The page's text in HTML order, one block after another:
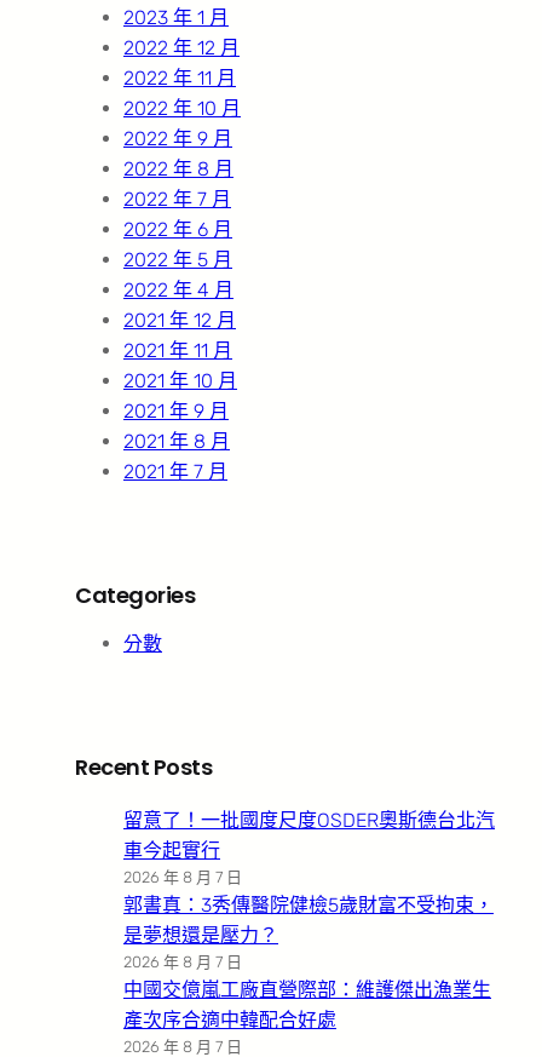
2023 年 1 月
2022 年 12 月
2022 年 11 月
2022 年 10 月
2022 年 9 月
2022 年 8 月
2022 年 7 月
2022 年 6 月
2022 年 5 月
2022 年 4 月
2021 年 12 月
2021 年 11 月
2021 年 10 月
2021 年 9 月
2021 年 8 月
2021 年 7 月
Categories
分數
Recent Posts
留意了！一批國度尺度OSDER奧斯德台北汽
車今起實行
2026 年 8 月 7 日
郭書真：3秀傳醫院健檢5歲財富不受拘束，
是夢想還是壓力？
2026 年 8 月 7 日
中國交億嵐工廠直營際部：維護傑出漁業生
產次序合適中韓配合好處
2026 年 8 月 7 日